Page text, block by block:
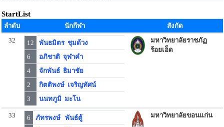
StartList
ลำดับ นักกีฬา
สังกัด
32
12
พันธมิตร ชุมด้วง
6
อภิชาติ จุฬาคำ
4
จักพันธ์ ธิมาชัย
2
กิตติพงษ์ เจริญทัศน์
3
นนทภูมิ มะโน
มหาวิทยาลัยราชภัฏ
ร้อยเอ็ด
33 6
ภัทรพงษ์ พันธ์ตู้
มหาวิทยาลัยขอนแก่น